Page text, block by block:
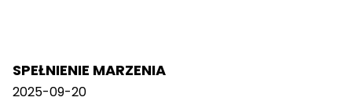
SPEŁNIENIE MARZENIA
2025-09-20